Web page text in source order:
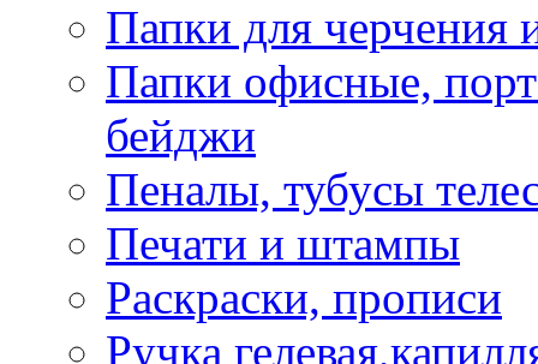
Папки для черчения
Папки офисные,
бейджи
Пеналы, тубусы
Печати и штампы
Раскраски, прописи
Ручка